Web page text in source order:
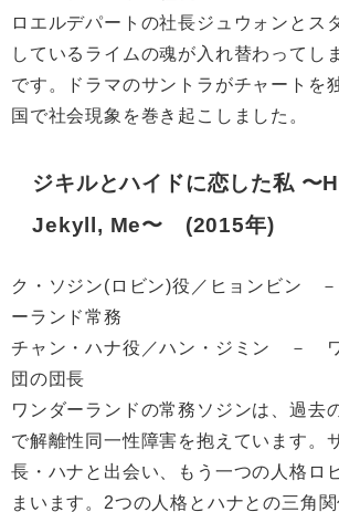
ロエルデパートの社長ジュウォンとス
しているライムの魂が入れ替わってし
です。ドラマのサントラがチャートを
国で社会現象を巻き起こしました。
ジキルとハイドに恋した私 〜
Jekyll, Me〜 (2015年)
ク・ソジン(ロビン)役／ヒョンビン
ーランド常務
チャン・ハナ役／ハン・ジミン －
団の団長
ワンダーランドの常務ソジンは、過去
で解離性同一性障害を抱えています。
長・ハナと出会い、もう一つの人格ロ
まいます。2つの人格とハナとの三角